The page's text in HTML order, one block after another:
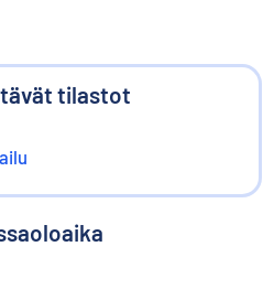
tilastot